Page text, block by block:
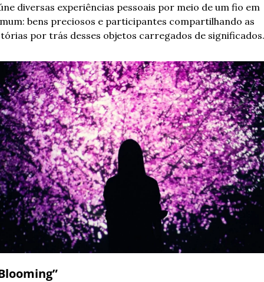
diversas experiências pessoais por meio de um fio em
bens preciosos e participantes compartilhando as
por trás desses objetos carregados de